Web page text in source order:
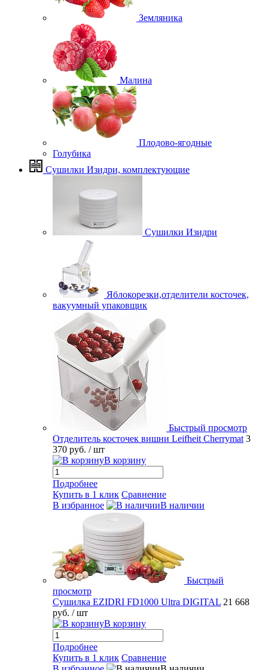
Земляника
Малина
Плодово-ягодные
Голубика
Сушилки Изидри, комплектующие
Сушилки Изидри
Яблокорезки,отделители косточек,
вакуумный упаковщик
Быстрый просмотр
Отделитель косточек вишни Leifheit Cherrymat 3
370 руб. / шт
В корзину
Подробнее
Купить в 1 клик Сравнение
В избранное
В наличии
Быстрый
просмотр
Сушилка EZIDRI FD1000 Ultra DIGITAL 21 668
руб. / шт
В корзину
Подробнее
Купить в 1 клик Сравнение